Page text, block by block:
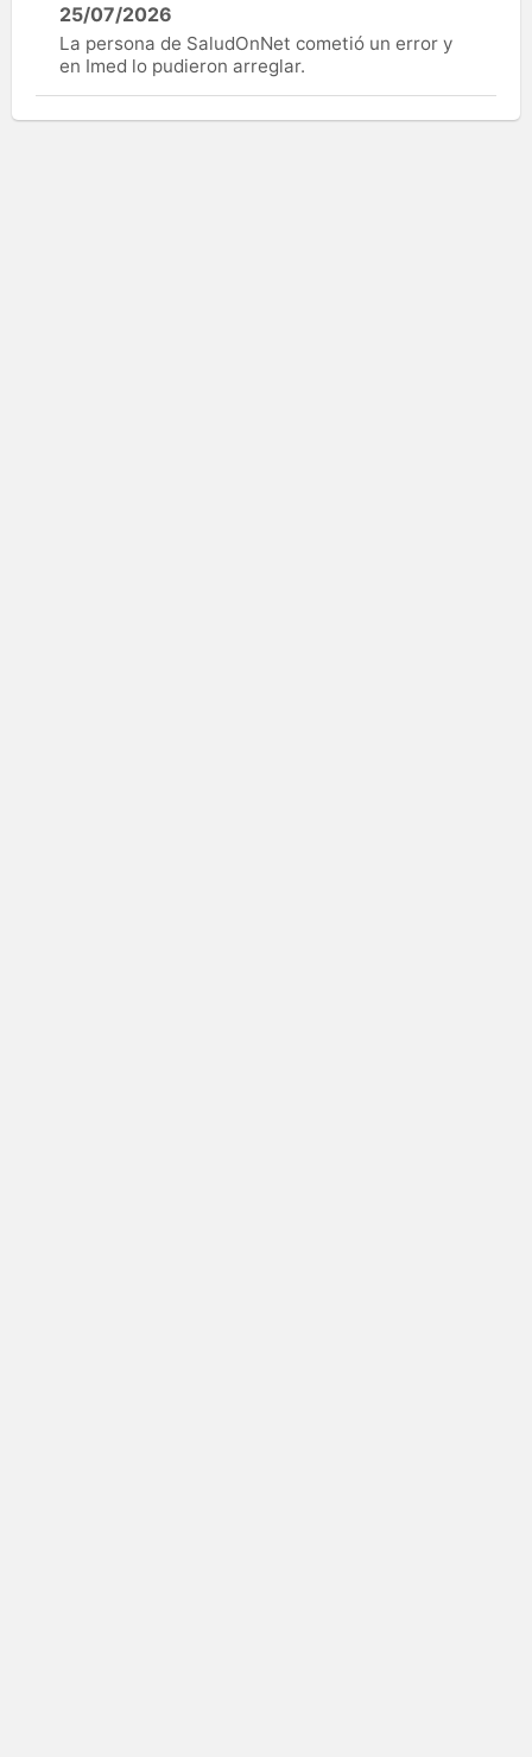
25/07/2026
La persona de SaludOnNet cometió un error y
en Imed lo pudieron arreglar.